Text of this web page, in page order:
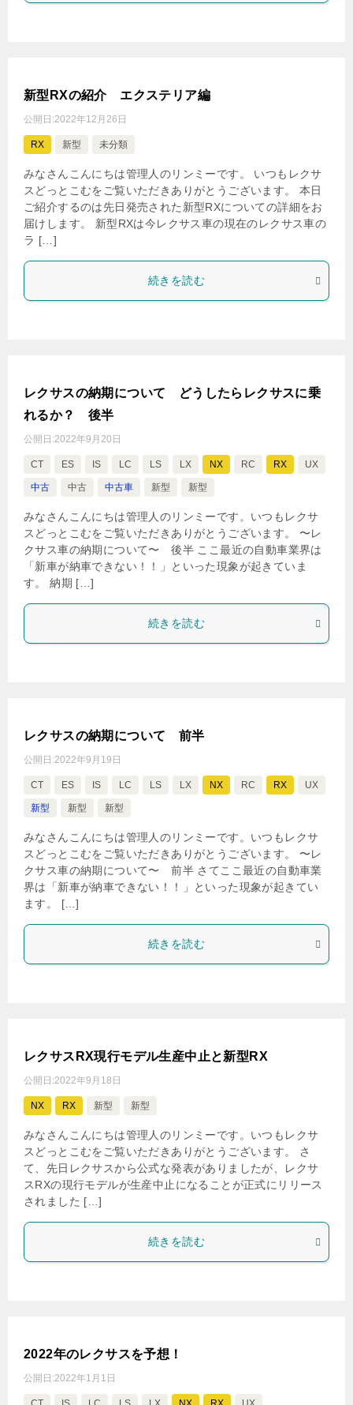
新型RXの紹介 エクステリア編
公開日:2022年12月26日
RX 新型 未分類
みなさんこんにちは管理人のリンミーです。 いつもレクサ
スどっとこむをご覧いただきありがとうございます。 本日
ご紹介するのは先日発売された新型RXについての詳細をお
届けします。 新型RXは今レクサス車の現在のレクサス車の
ラ […]
続きを読む
レクサスの納期について どうしたらレクサスに乗
れるか？ 後半
公開日:2022年9月20日
CT ES IS LC LS LX NX RC RX UX
中古 中古 中古車 新型 新型
みなさんこんにちは管理人のリンミーです。いつもレクサ
スどっとこむをご覧いただきありがとうございます。 〜レ
クサス車の納期について〜 後半 ここ最近の自動車業界は
「新車が納車できない！！」といった現象が起きていま
す。 納期 […]
続きを読む
レクサスの納期について 前半
公開日:2022年9月19日
CT ES IS LC LS LX NX RC RX UX
新型 新型 新型
みなさんこんにちは管理人のリンミーです。いつもレクサ
スどっとこむをご覧いただきありがとうございます。 〜レ
クサス車の納期について〜 前半 さてここ最近の自動車業
界は「新車が納車できない！！」といった現象が起きてい
ます。 […]
続きを読む
レクサスRX現行モデル生産中止と新型RX
公開日:2022年9月18日
NX RX 新型 新型
みなさんこんにちは管理人のリンミーです。いつもレクサ
スどっとこむをご覧いただきありがとうございます。 さ
て、先日レクサスから公式な発表がありましたが、レクサ
スRXの現行モデルが生産中止になることが正式にリリース
されました […]
続きを読む
2022年のレクサスを予想！
公開日:2022年1月1日